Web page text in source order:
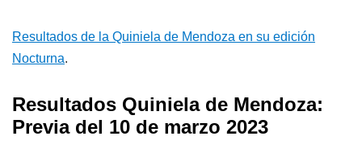
Resultados de la Quiniela de Mendoza en su edición
Nocturna.
Resultados Quiniela de Mendoza:
Previa del 10 de marzo 2023